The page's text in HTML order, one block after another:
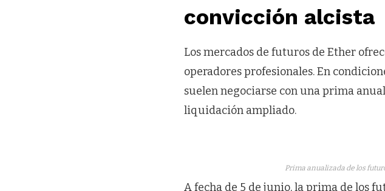
convicción alcista
Los mercados de futuros de Ether
operadores profesionales. En
suelen negociarse con una prima
liquidación ampliado.
Prima anualizada de los
A fecha de 5 de junio, la prima de los